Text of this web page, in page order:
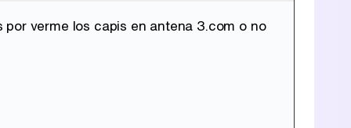
verme los capis en antena 3.com o no